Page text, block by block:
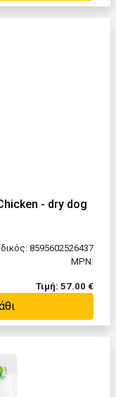
- dry dog
8595602526437
MPN:
Τιμή: 57.00 €